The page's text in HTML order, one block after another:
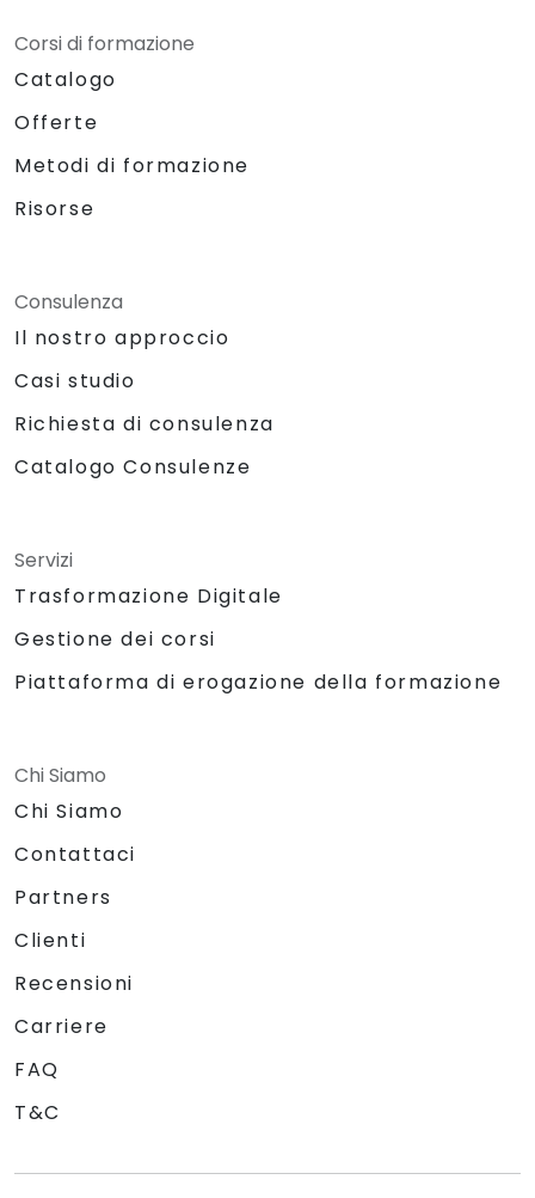
Corsi di formazione
Catalogo
Offerte
Metodi di formazione
Risorse
Consulenza
Il nostro approccio
Casi studio
Richiesta di consulenza
Catalogo Consulenze
Servizi
Trasformazione Digitale
Gestione dei corsi
Piattaforma di erogazione della formazione
Chi Siamo
Chi Siamo
Contattaci
Partners
Clienti
Recensioni
Carriere
FAQ
T&C